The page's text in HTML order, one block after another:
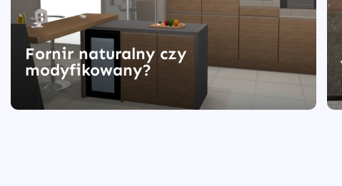
Fornir naturalny czy
modyfikowany?